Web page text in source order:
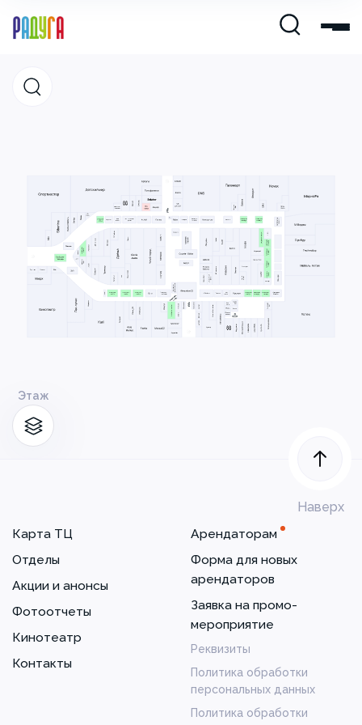
Развлечения и кино
Услуги и сервис
Свободная площадь
Этаж
Наверх
Карта ТЦ
Отделы
Акции и анонсы
Фотоотчеты
Кинотеатр
Контакты
Арендаторам
Форма для новых
арендаторов
Заявка на промо-
мероприятие
Реквизиты
Политика обработки
персональных данных
Политика обработки